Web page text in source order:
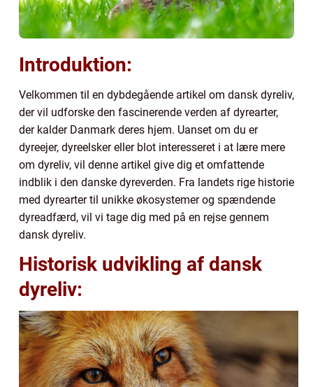
Introduktion:
Velkommen til en dybdegående artikel om dansk dyreliv,
der vil udforske den fascinerende verden af dyrearter,
der kalder Danmark deres hjem. Uanset om du er
dyreejer, dyreelsker eller blot interesseret i at lære mere
om dyreliv, vil denne artikel give dig et omfattende
indblik i den danske dyreverden. Fra landets rige historie
med dyrearter til unikke økosystemer og spændende
dyreadfærd, vil vi tage dig med på en rejse gennem
dansk dyreliv.
Historisk udvikling af dansk
dyreliv: